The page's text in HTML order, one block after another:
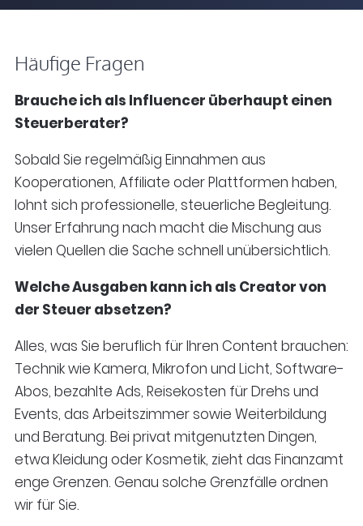
Häufige Fragen
Brauche ich als Influencer überhaupt einen
Steuerberater?
Sobald Sie regelmäßig Einnahmen aus
Kooperationen, Affiliate oder Plattformen haben,
lohnt sich professionelle, steuerliche Begleitung.
Unser Erfahrung nach macht die Mischung aus
vielen Quellen die Sache schnell unübersichtlich.
Welche Ausgaben kann ich als Creator von
der Steuer absetzen?
Alles, was Sie beruflich für Ihren Content brauchen:
Technik wie Kamera, Mikrofon und Licht, Software-
Abos, bezahlte Ads, Reisekosten für Drehs und
Events, das Arbeitszimmer sowie Weiterbildung
und Beratung. Bei privat mitgenutzten Dingen,
etwa Kleidung oder Kosmetik, zieht das Finanzamt
enge Grenzen. Genau solche Grenzfälle ordnen
wir für Sie.